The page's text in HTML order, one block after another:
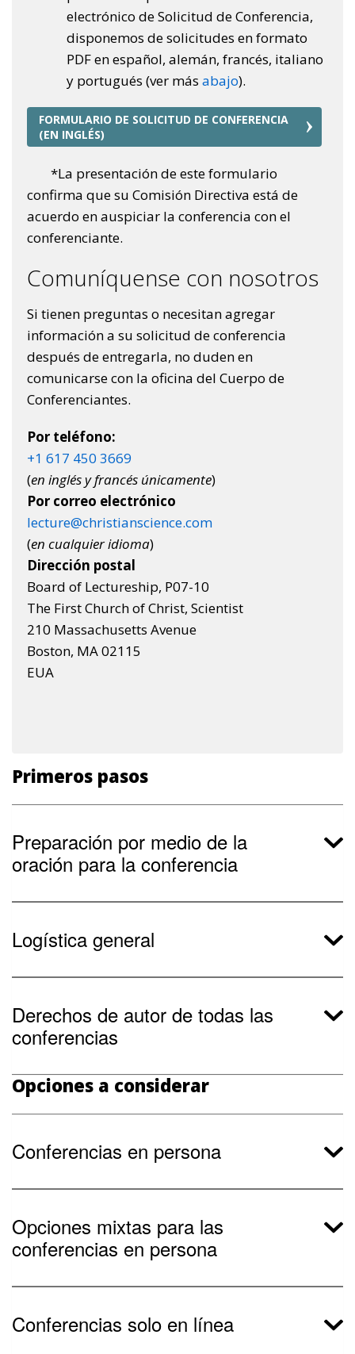
electrónico de Solicitud de Conferencia,
disponemos de solicitudes en formato
PDF en español, alemán, francés, italiano
y portugués (ver más abajo).
FORMULARIO DE SOLICITUD DE CONFERENCIA
(EN INGLÉS)
*La presentación de este formulario
confirma que su Comisión Directiva está de
acuerdo en auspiciar la conferencia con el
conferenciante.
Comuníquense con nosotros
Si tienen preguntas o necesitan agregar
información a su solicitud de conferencia
después de entregarla, no duden en
comunicarse con la oficina del Cuerpo de
Conferenciantes.
Por teléfono:
+1 617 450 3669
(en inglés y francés únicamente)
Por correo electrónico
lecture@christianscience.com
(en cualquier idioma)
Dirección postal
Board of Lectureship, P07-10
The First Church of Christ, Scientist
210 Massachusetts Avenue
Boston, MA 02115
EUA
Primeros pasos
Preparación por medio de la
oración para la conferencia
Logística general
Derechos de autor de todas las
conferencias
Opciones a considerar
Conferencias en persona
Opciones mixtas para las
conferencias en persona
Conferencias solo en línea